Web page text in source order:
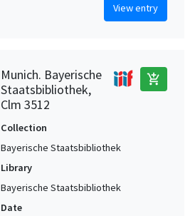
View entry
Munich. Bayerische
Staatsbibliothek,
Clm 3512
add_shopping_cart
Collection
Bayerische Staatsbibliothek
Library
Bayerische Staatsbibliothek
Date